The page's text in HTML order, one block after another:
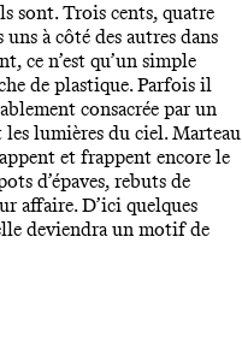
sont. Trois cents, quatre
à côté des autres dans
ce n’est qu’un simple
de plastique. Parfois il
consacrée par un
lumières du ciel. Marteau
et frappent encore le
d’épaves, rebuts de
affaire. D’ici quelques
deviendra un motif de